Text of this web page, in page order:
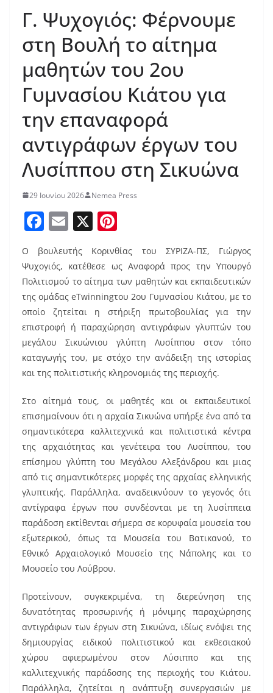
Γ. Ψυχογιός: Φέρνουμε
στη Βουλή το αίτημα
μαθητών του 2ου
Γυμνασίου Κιάτου για
την επαναφορά
αντιγράφων έργων του
Λυσίππου στη Σικυώνα
29 Ιουνίου 2026 Nemea Press
F
a
c
e
b
o
o
k
E
m
ai
l
X
nt
er
e
st
Ο βουλευτής Κορινθίας του ΣΥΡΙΖΑ-ΠΣ, Γιώργος
Ψυχογιός, κατέθεσε ως Αναφορά προς την Υπουργό
Πολιτισμού το αίτημα των μαθητών και εκπαιδευτικών
της ομάδας eTwinningτου 2ου Γυμνασίου Κιάτου, με το
οποίο ζητείται η στήριξη πρωτοβουλίας για την
επιστροφή ή παραχώρηση αντιγράφων γλυπτών του
μεγάλου Σικυώνιου γλύπτη Λυσίππου στον τόπο
καταγωγής του, με στόχο την ανάδειξη της ιστορίας
και της πολιτιστικής κληρονομιάς της περιοχής.
Στο αίτημά τους, οι μαθητές και οι εκπαιδευτικοί
επισημαίνουν ότι η αρχαία Σικυώνα υπήρξε ένα από τα
σημαντικότερα καλλιτεχνικά και πολιτιστικά κέντρα
της αρχαιότητας και γενέτειρα του Λυσίππου, του
επίσημου γλύπτη του Μεγάλου Αλεξάνδρου και μιας
από τις σημαντικότερες μορφές της αρχαίας ελληνικής
γλυπτικής. Παράλληλα, αναδεικνύουν το γεγονός ότι
αντίγραφα έργων που συνδέονται με τη λυσίππεια
παράδοση εκτίθενται σήμερα σε κορυφαία μουσεία του
εξωτερικού, όπως τα Μουσεία του Βατικανού, το
Εθνικό Αρχαιολογικό Μουσείο της Νάπολης και το
Μουσείο του Λούβρου.
Προτείνουν, συγκεκριμένα, τη διερεύνηση της
δυνατότητας προσωρινής ή μόνιμης παραχώρησης
αντιγράφων των έργων στη Σικυώνα, ιδίως ενόψει της
δημιουργίας ειδικού πολιτιστικού και εκθεσιακού
χώρου αφιερωμένου στον Λύσιππο και της
καλλιτεχνικής παράδοσης της περιοχής του Κιάτου.
Παράλληλα, ζητείται η ανάπτυξη συνεργασιών με